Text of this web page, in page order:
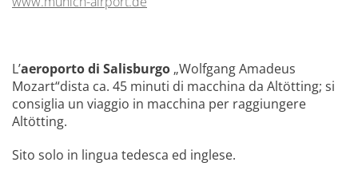
L’aeroporto di Salisburgo „Wolfgang Amadeus
Mozart“dista ca. 45 minuti di macchina da Altötting; si
consiglia un viaggio in macchina per raggiungere
Altötting.
Sito solo in lingua tedesca ed inglese.